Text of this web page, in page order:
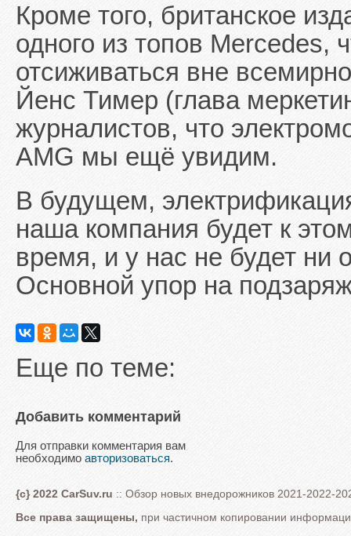
Кроме того, британское
одного из топов Mercedes,
отсиживаться вне
Йенс Тимер (глава
журналистов, что
AMG мы ещё увидим.
В будущем,
наша компания будет к
время, и у нас не будет
Основной упор на
Еще по теме:
Добавить комментарий
Для отправки комментария вам
необходимо авторизоваться.
{c} 2022 CarSuv.ru :: Обзор новых внедорожников 2021-2022-
Все права защищены, при частичном копировании